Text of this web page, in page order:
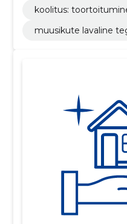
koolitus:
muusikute lavaline